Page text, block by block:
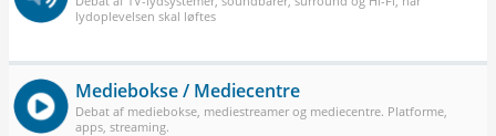
lydoplevelsen skal løftes
Mediebokse / Mediecentre
Debat af mediebokse, mediestreamer og mediecentre. Platforme,
apps, streaming.